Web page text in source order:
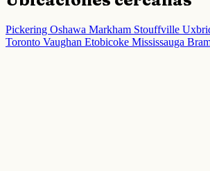
Pickering Oshawa Markham Stouffville
Toronto Vaughan Etobicoke Mississauga